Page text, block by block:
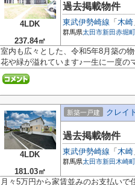
4LDK
237.84㎡
過去掲載物件
東武伊勢崎線 「 木崎
群馬県太田市新田赤堀町
室内も広々とした、令和5年8月築の
花や緑が溢れています♪一生に一度の
4LDK
181.03㎡
新築一戸建 クレイ
過去掲載物件
東武伊勢崎線 「 木崎
群馬県太田市新田木崎町
月々5万円から家賃並みのお支払い